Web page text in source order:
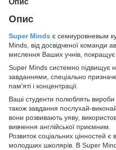
Опис
Super Minds є семиуровневым
Minds, від досвідченої команди
мислення Ваших учнів, покращує
Super Minds системно підвищує
завданнями, спеціально
пам'яті і концентрації.
Ваші студенти полюблять вироби
також завдання послухай-
вони розвивають уяву,
вивчення англійської приємним.
Розвиток соціальних цінностей
молодших школярів. В Super